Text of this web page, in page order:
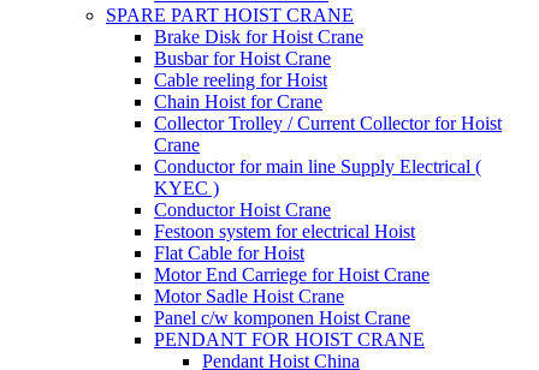
SPARE PART HOIST CRANE
Brake Disk for Hoist Crane
Busbar for Hoist Crane
Cable reeling for Hoist
Chain Hoist for Crane
Collector Trolley / Current Collector for Hoist
Crane
Conductor for main line Supply Electrical (
KYEC )
Conductor Hoist Crane
Festoon system for electrical Hoist
Flat Cable for Hoist
Motor End Carriege for Hoist Crane
Motor Sadle Hoist Crane
Panel c/w komponen Hoist Crane
PENDANT FOR HOIST CRANE
Pendant Hoist China